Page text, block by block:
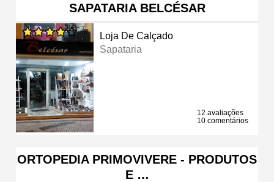
SAPATARIA BELCÉSAR
Loja De Calçado
Sapataria
12 avaliações
10 comentários
ORTOPEDIA PRIMOVIVERE - PRODUTOS
E …